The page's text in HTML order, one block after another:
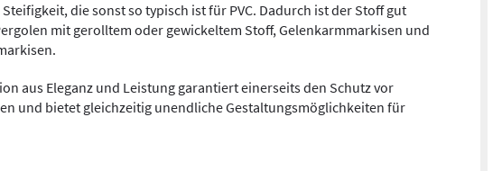
die sonst so typisch ist für PVC. Dadurch ist der Stoff gut
mit gerolltem oder gewickeltem Stoff, Gelenkarmmarkisen und
aus Eleganz und Leistung garantiert einerseits den Schutz vor
und bietet gleichzeitig unendliche Gestaltungsmöglichkeiten für